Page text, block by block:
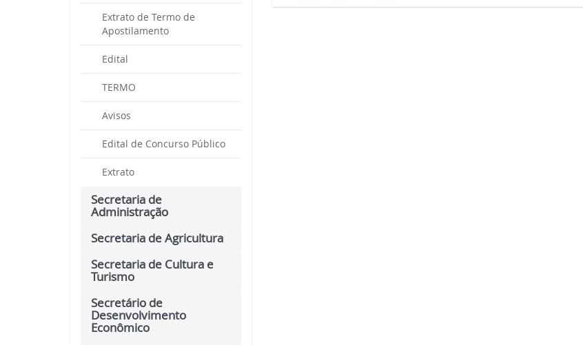
Extrato de Termo de
Apostilamento
Edital
TERMO
Avisos
Edital de Concurso Público
Extrato
Secretaria de
Administração
Secretaria de Agricultura
Secretaria de Cultura e
Turismo
Secretário de
Desenvolvimento
Econômico